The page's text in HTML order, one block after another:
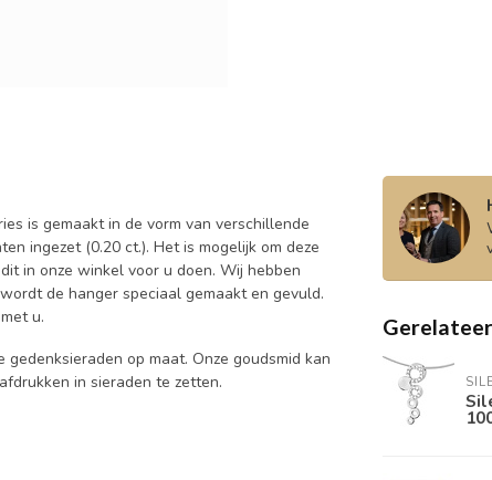
is gemaakt in de vorm van verschillende
ingezet (0.20 ct.). Het is mogelijk om deze
in onze winkel voor u doen. Wij hebben
de hanger speciaal gemaakt en gevuld.
u.
op maat. Onze goudsmid kan
in sieraden te zetten.